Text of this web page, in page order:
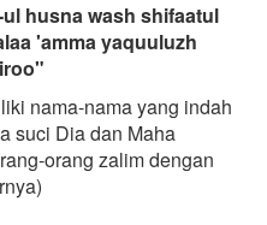
husna wash shifaatul
'amma yaquuluzh
nama-nama yang indah
suci Dia dan Maha
orang zalim dengan